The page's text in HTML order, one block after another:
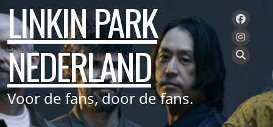
Meteen
naar
de
inhoud
LINKIN PARK
NEDERLAND
Voor de fans, door de fans.